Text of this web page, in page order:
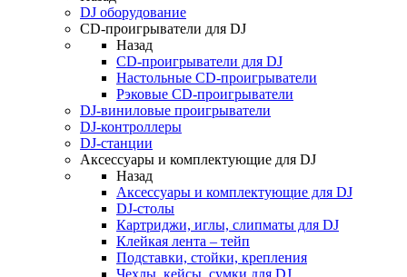
DJ оборудование
CD-проигрыватели для DJ
Назад
CD-проигрыватели для DJ
Настольные CD-проигрыватели
Рэковые CD-проигрыватели
DJ-виниловые проигрыватели
DJ-контроллеры
DJ-станции
Аксессуары и комплектующие для DJ
Назад
Аксессуары и комплектующие для DJ
DJ-столы
Картриджи, иглы, слипматы для DJ
Клейкая лента – тейп
Подставки, стойки, крепления
Чехлы, кейсы, сумки для DJ